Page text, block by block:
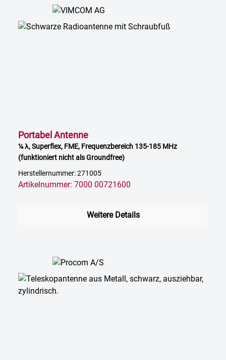
Portabel Antenne
¼ λ, Superflex, FME, Frequenzbereich 135-185 MHz
(funktioniert nicht als Groundfree)
Herstellernummer: 271005
Artikelnummer: 7000 00721600
Weitere Details